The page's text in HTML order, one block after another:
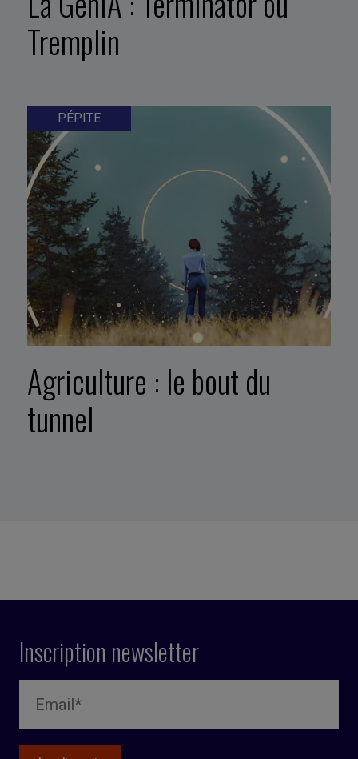
Tremplin
PÉPITE
Agriculture : le bout du
tunnel
Inscription newsletter